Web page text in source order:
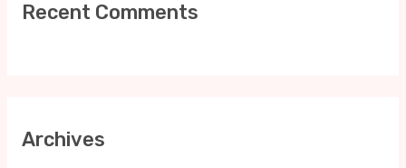
Recent Comments
Archives